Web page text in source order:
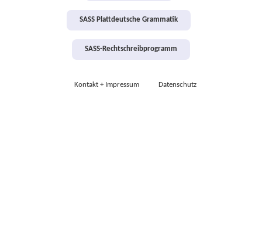
SASS Plattdeutsche Grammatik
SASS-Rechtschreibprogramm
Kontakt + Impressum Datenschutz